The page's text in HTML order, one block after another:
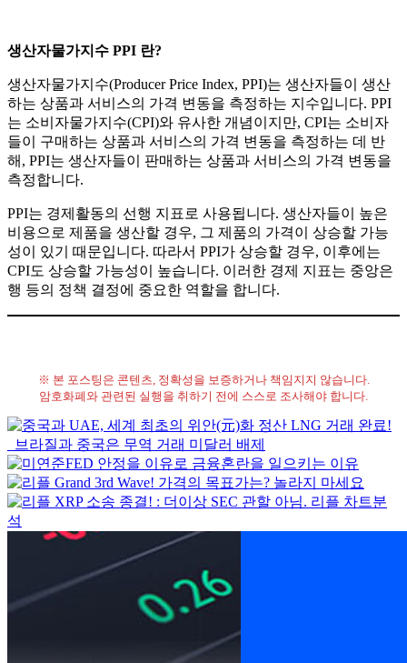
생산자물가지수 PPI 란?
생산자물가지수(Producer Price Index, PPI)는 생산자들이 생산
하는 상품과 서비스의 가격 변동을 측정하는 지수입니다. PPI
는 소비자물가지수(CPI)와 유사한 개념이지만, CPI는 소비자
들이 구매하는 상품과 서비스의 가격 변동을 측정하는 데 반
해, PPI는 생산자들이 판매하는 상품과 서비스의 가격 변동을
측정합니다.
PPI는 경제활동의 선행 지표로 사용됩니다. 생산자들이 높은
비용으로 제품을 생산할 경우, 그 제품의 가격이 상승할 가능
성이 있기 때문입니다. 따라서 PPI가 상승할 경우, 이후에는
CPI도 상승할 가능성이 높습니다. 이러한 경제 지표는 중앙은
행 등의 정책 결정에 중요한 역할을 합니다.
※ 본 포스팅은 콘텐츠, 정확성을 보증하거나 책임지지 않습니다.
암호화폐와 관련된 실행을 취하기 전에 스스로 조사해야 합니다.